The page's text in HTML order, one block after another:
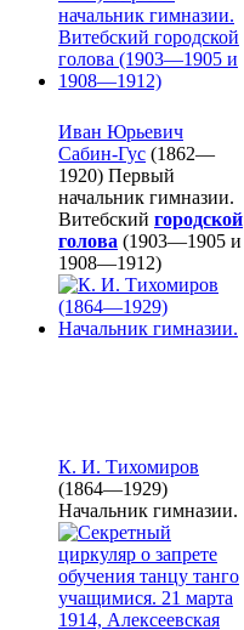
Иван Юрьевич
Сабин-Гус (1862—
1920) Первый
начальник гимназии.
Витебский городской
голова (1903—1905 и
1908—1912)
К. И. Тихомиров
(1864—1929)
Начальник гимназии.